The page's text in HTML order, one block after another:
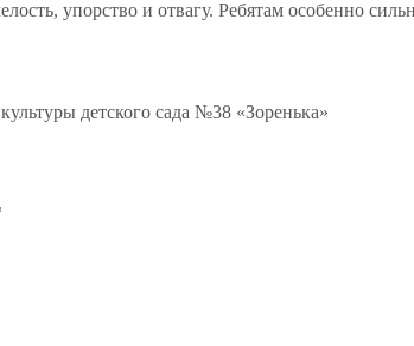
упорство и отвагу. Ребятам особенно
детского сада №38 «Зоренька»